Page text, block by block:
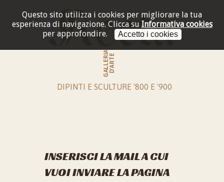
Questo sito utilizza i cookies per migliorare la tua
esperienza di navigazione. Clicca su Informativa cookies
per approfondire.
Accetto i cookies
GALLERIAD'ARTE
DIPINTI E SCULTURE '800 E '900
INSERISCI LA MAIL A CUI
VUOI INVIARE LA PAGINA